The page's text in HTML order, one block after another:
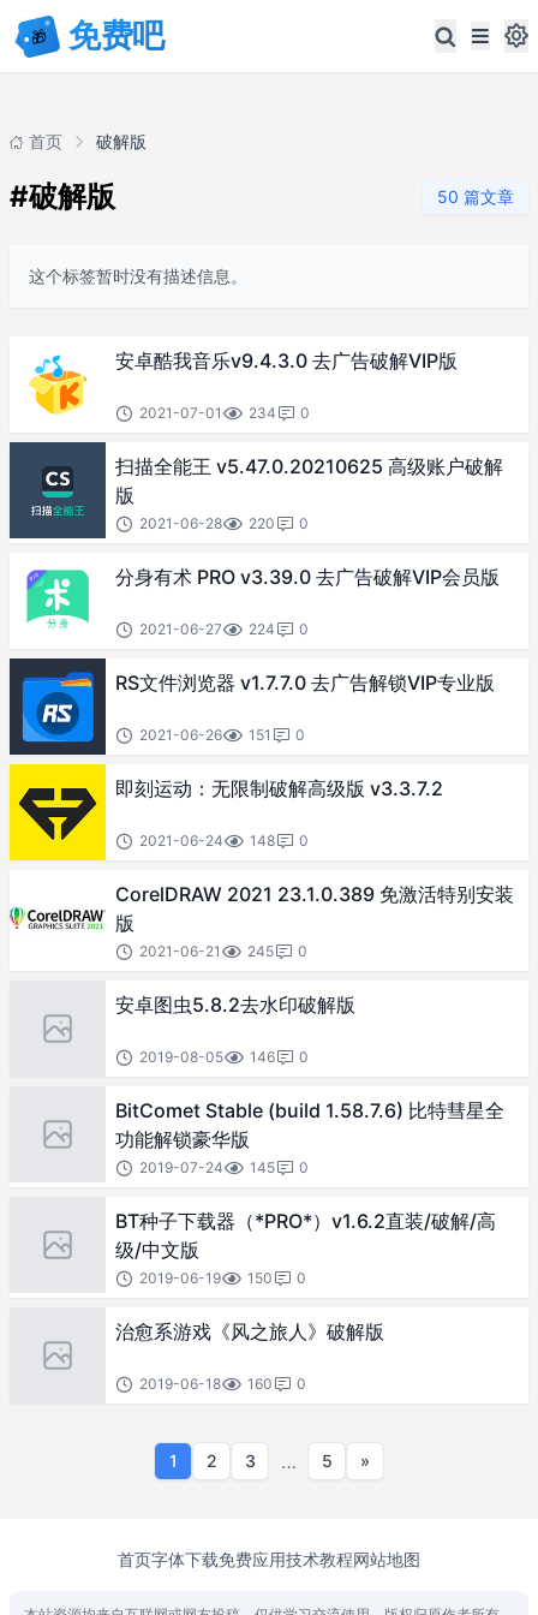
首页 破解版
#破解版 50 篇文章
这个标签暂时没有描述信息。
安卓酷我音乐v9.4.3.0 去广告破解VIP版
2021-07-01 234 0
扫描全能王 v5.47.0.20210625 高级账户破解
版
2021-06-28 220 0
分身有术 PRO v3.39.0 去广告破解VIP会员版
2021-06-27 224 0
RS文件浏览器 v1.7.7.0 去广告解锁VIP专业版
2021-06-26 151 0
即刻运动：无限制破解高级版 v3.3.7.2
2021-06-24 148 0
CorelDRAW 2021 23.1.0.389 免激活特别安装
版
2021-06-21 245 0
安卓图虫5.8.2去水印破解版
2019-08-05 146 0
BitComet Stable (build 1.58.7.6) 比特彗星全
功能解锁豪华版
2019-07-24 145 0
BT种子下载器（*PRO*）v1.6.2直装/破解/高
级/中文版
2019-06-19 150 0
治愈系游戏《风之旅人》破解版
2019-06-18 160 0
1 2 3 … 5 »
首页字体下载免费应用技术教程网站地图